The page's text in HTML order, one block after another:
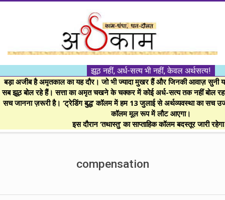
।।
अर्थकाम।।
BE
FINANCIALLY
CLEVER!
झूठ नहीं, अर्ध-सत्य भी नहीं, केवल अर्थसत्य!
बड़ा अजीब है अमृतकाल का यह दौर। जो भी ज्यादा मुखर हैं और जिनकी आवाज़ सुनी
सब झूठ बोल रहे हैं। सत्ता का अमृत चखने के चक्कर में कोई अर्ध-सत्य तक नहीं बोल
सच जानना ज़रूरी है। ‘ट्रेडिंग बुद्ध’ कॉलम में हम 13 जुलाई से अर्थव्यवस्था का सच
कॉलम मूल रूप में लौट आएगा।
इस दौरान ‘तथास्तु’ का साप्ताहिक कॉलम बदस्तूर जारी
compensation